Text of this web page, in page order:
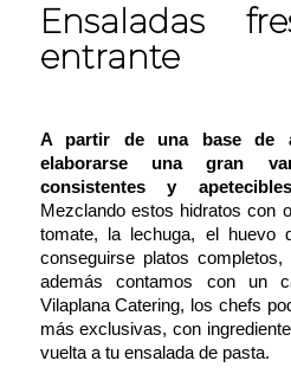
Ensaladas
entrante
A partir de una base de
elaborarse una gran
consistentes y
Mezclando estos hidratos con
tomate, la lechuga, el huevo
conseguirse platos
además contamos con un
Vilaplana Catering, los chefs
más exclusivas, con
vuelta a tu ensalada de pasta.